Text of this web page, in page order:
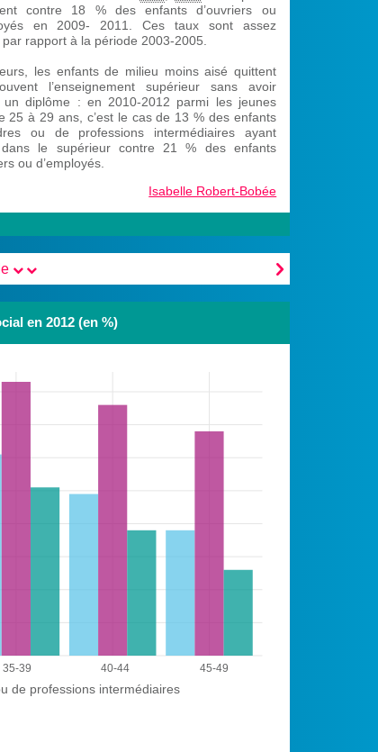
contre 18 % des enfants d’ouvriers ou
en 2009- 2011. Ces taux sont assez
rapport à la période 2003-2005.
les enfants de milieu moins aisé quittent
l’enseignement supérieur sans avoir
un diplôme : en 2010-2012 parmi les jeunes
25 à 29 ans, c’est le cas de 13 % des enfants
ou de professions intermédiaires ayant
le supérieur contre 21 % des enfants
ou d’employés.
Isabelle Robert-Bobée

en 2012 (en %)
35-39 40-44 45-49
de professions intermédiaires